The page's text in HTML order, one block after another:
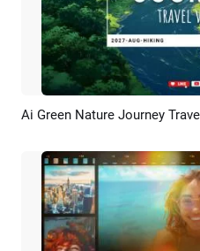
Aperçu